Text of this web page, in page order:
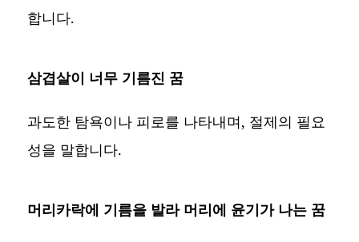
합니다.
삼겹살이 너무 기름진 꿈
과도한 탐욕이나 피로를 나타내며, 절제의 필요
성을 말합니다.
머리카락에 기름을 발라 머리에 윤기가 나는 꿈